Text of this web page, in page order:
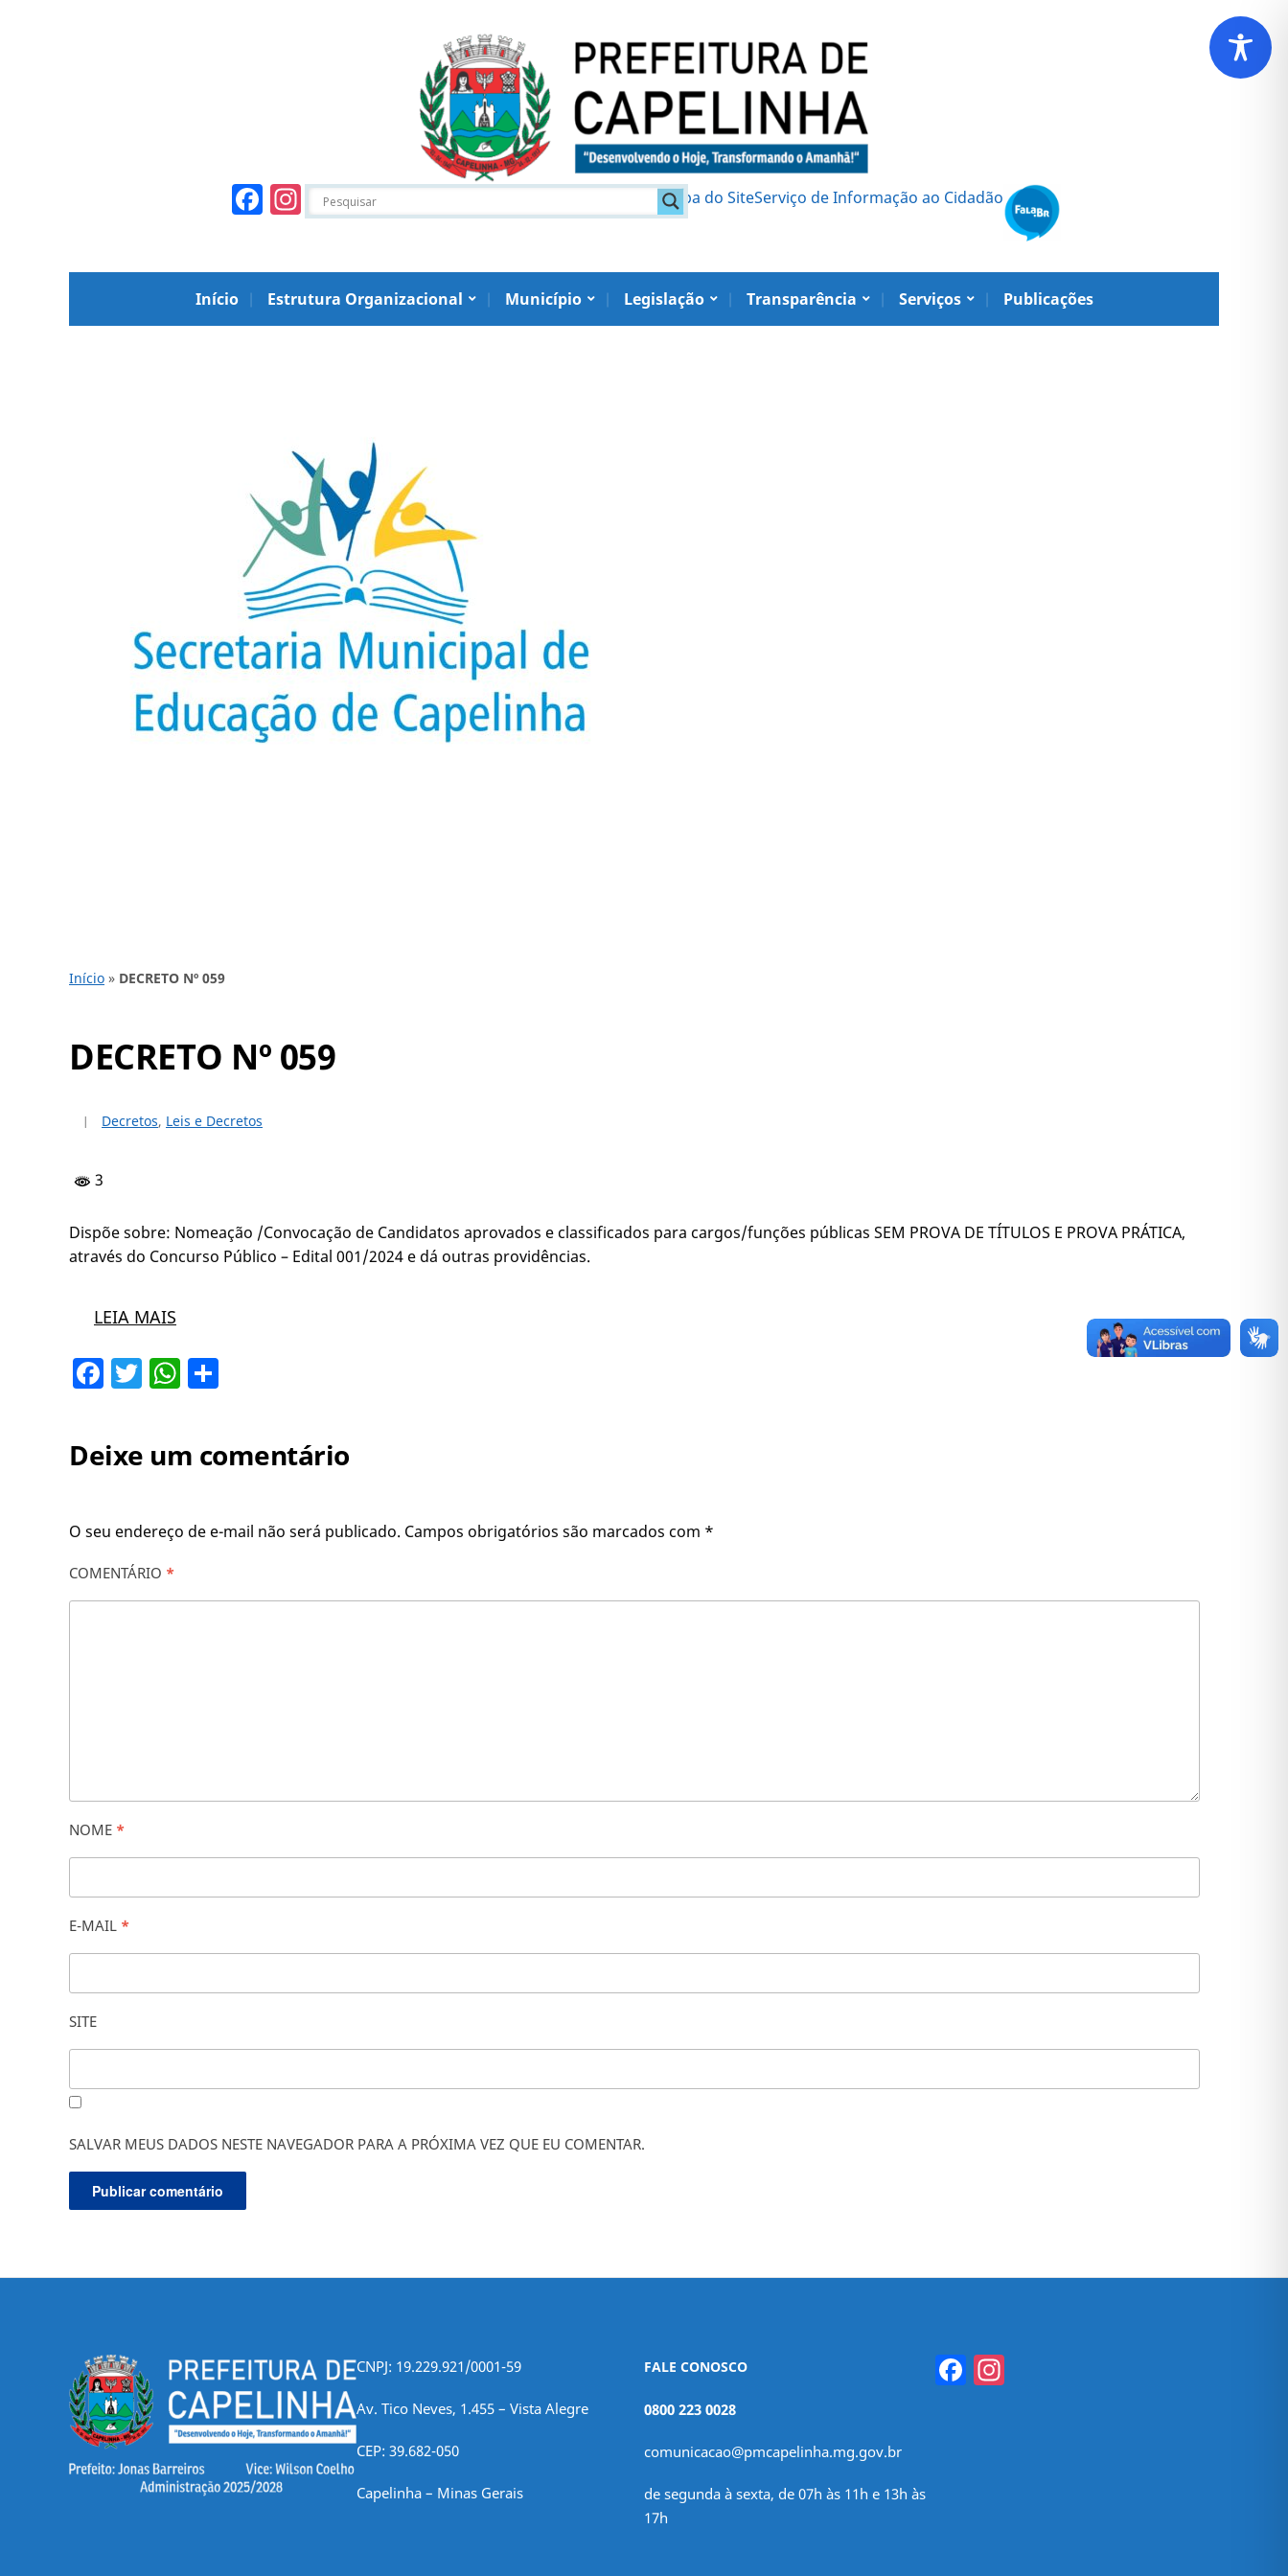
Facebook
Instagram Mapa do SiteServiço de Informação ao Cidadão
Início Estrutura Organizacional Município Legislação Transparência Serviços Publicações
Início » DECRETO Nº 059
DECRETO Nº 059
Decretos, Leis e Decretos
3
Dispõe sobre: Nomeação /Convocação de Candidatos aprovados e classificados para cargos/funções públicas SEM PROVA DE TÍTULOS E PROVA PRÁTICA,
através do Concurso Público – Edital 001/2024 e dá outras providências.
LEIA MAIS
Facebook
TwitterWhatsApp
Deixe um comentário
O seu endereço de e-mail não será publicado. Campos obrigatórios são marcados com *
COMENTÁRIO *
NOME *
E-MAIL *
SITE
SALVAR MEUS DADOS NESTE NAVEGADOR PARA A PRÓXIMA VEZ QUE EU COMENTAR.
CNPJ: 19.229.921/0001-59
Av. Tico Neves, 1.455 – Vista Alegre
CEP: 39.682-050
Capelinha – Minas Gerais
FALE CONOSCO
0800 223 0028
comunicacao@pmcapelinha.mg.gov.br
de segunda à sexta, de 07h às 11h e 13h às
17h
Facebook